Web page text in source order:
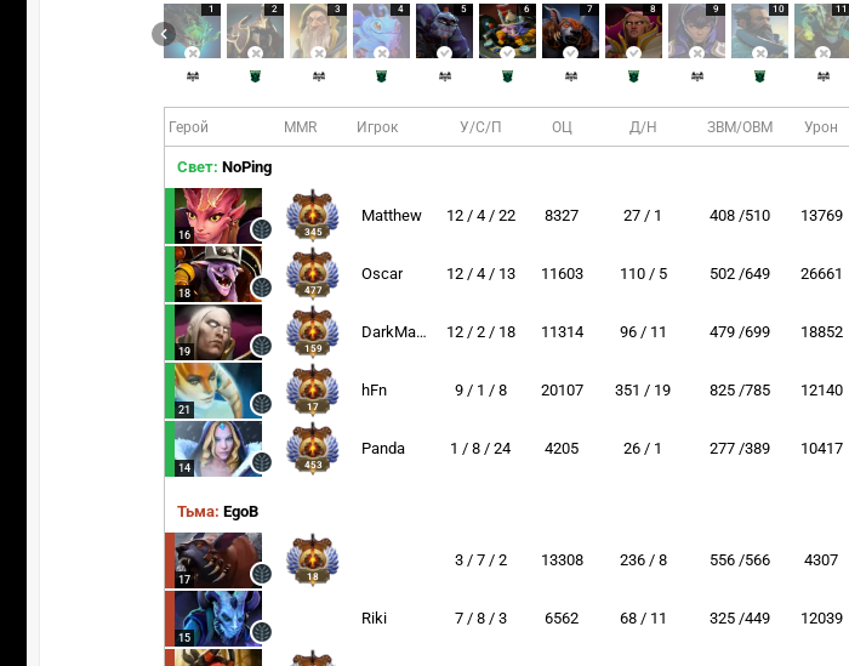
1 2 3 4 5 6 7 8 9 10 11
Герой MMR Игрок У/С/П ОЦ Д/Н ЗВМ/ОВМ Урон
Свет: NoPing
16 345
Matthew 12 / 4 / 22 8327 27 / 1 408 /510 13769
18 477
Oscar 12 / 4 / 13 11603 110 / 5 502 /649 26661
19 159
DarkMago 12 / 2 / 18 11314 96 / 11 479 /699 18852
21 17
hFn 9 / 1 / 8 20107 351 / 19 825 /785 12140
14 453
Panda 1 / 8 / 24 4205 26 / 1 277 /389 10417
Тьма: EgoB
17 18
3 / 7 / 2 13308 236 / 8 556 /566 4307
15
Riki 7 / 8 / 3 6562 68 / 11 325 /449 12039